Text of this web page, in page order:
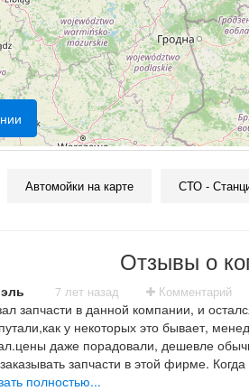
Автомойки на карте СТО -
Отзывы о
7 лет назад Комментарий
запчасти в данной компании, и
у некоторых это бывает,
даже порадовали, дешевле
запчасти в этой фирме.
посмотрим на сколько хватит
полностью...